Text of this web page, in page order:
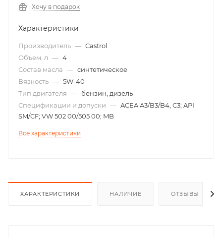
Хочу в подарок
Характеристики
Производитель — Castrol
Объем, л — 4
Состав масла — синтетическое
Вязкость — 5W-40
Тип двигателя — бензин, дизель
Спецификации и допуски — ACEA A3/B3/B4, С3; API
SM/CF; VW 502 00/505 00; MB
Все характеристики
ХАРАКТЕРИСТИКИ НАЛИЧИЕ ОТЗЫВЫ